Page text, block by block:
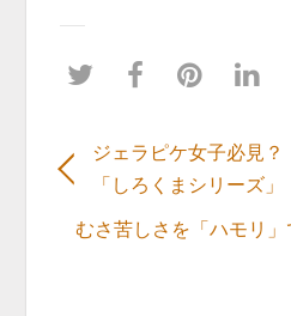
ジェラピケ女子必見
「しろくまシリーズ」
むさ苦しさを「ハモリ